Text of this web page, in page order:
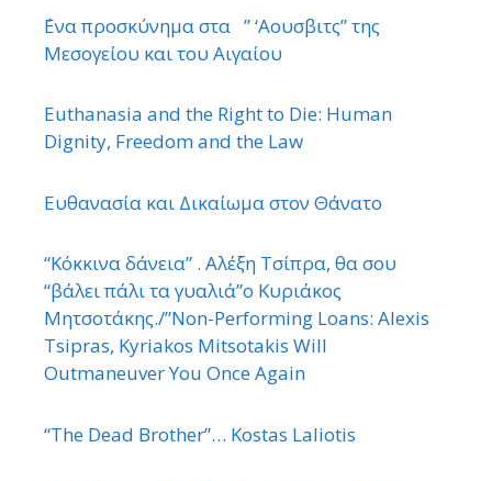
΄Ενα προσκύνημα στα ” ‘Αουσβιτς” της
Μεσογείου και του Αιγαίου
Euthanasia and the Right to Die: Human
Dignity, Freedom and the Law
Ευθανασία και Δικαίωμα στον Θάνατο
“Κόκκινα δάνεια” . Αλέξη Τσίπρα, θα σου
“βάλει πάλι τα γυαλιά”ο Κυριάκος
Μητσοτάκης./”Non-Performing Loans: Alexis
Tsipras, Kyriakos Mitsotakis Will
Outmaneuver You Once Again
“The Dead Brother”… Kostas Laliotis